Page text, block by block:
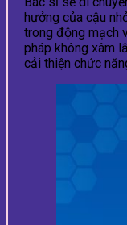
hưởng của cậu
trong động mạch
pháp không xâm
cải thiện chức